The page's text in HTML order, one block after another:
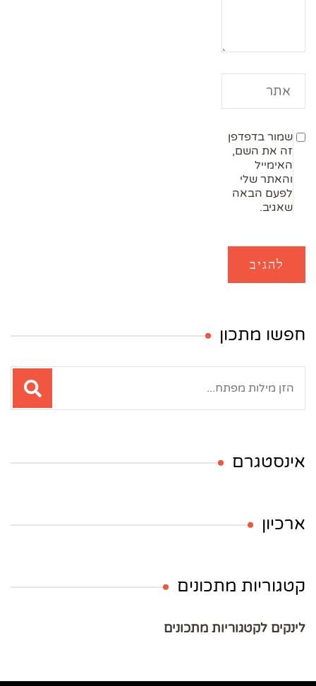
שמור בדפדפן
זה את השם,
האימייל
והאתר שלי
לפעם הבאה
שאגיב.
חפשו מתכון
אינסטגרם
ארכיון
קטגוריות מתכונים
לינקים לקטגוריות מתכונים